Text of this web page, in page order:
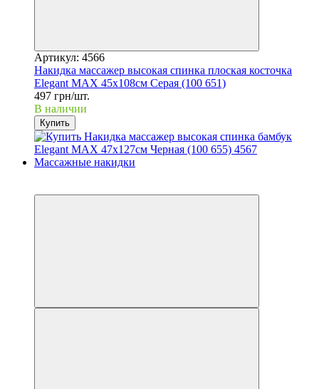
Артикул: 4566
Накидка массажер высокая спинка плоская косточка
Elegant MAX 45x108см Серая (100 651)
497 грн/шт.
В наличии
Купить